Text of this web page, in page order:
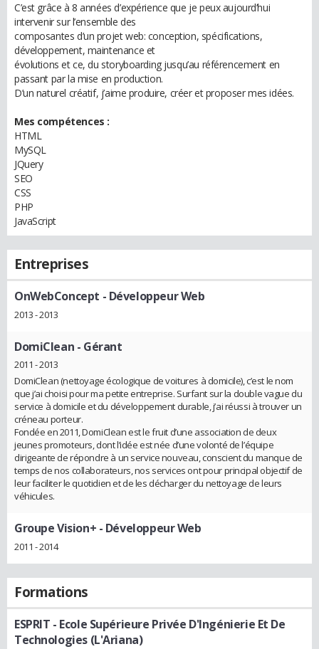
C’est grâce à 8 années d’expérience que je peux aujourd’hui
intervenir sur l’ensemble des
composantes d’un projet web: conception, spécifications,
développement, maintenance et
évolutions et ce, du storyboarding jusqu’au référencement en
passant par la mise en production.
D’un naturel créatif, j’aime produire, créer et proposer mes idées.
Mes compétences :
HTML
MySQL
JQuery
SEO
CSS
PHP
JavaScript
Entreprises
OnWebConcept - Développeur Web
2013 - 2013
DomiClean - Gérant
2011 - 2013
DomiClean (nettoyage écologique de voitures à domicile), c’est le nom
que j’ai choisi pour ma petite entreprise. Surfant sur la double vague du
service à domicile et du développement durable, j’ai réussi à trouver un
créneau porteur.
Fondée en 2011, DomiClean est le fruit d’une association de deux
jeunes promoteurs, dont l’idée est née d’une volonté de l’équipe
dirigeante de répondre à un service nouveau, conscient du manque de
temps de nos collaborateurs, nos services ont pour principal objectif de
leur faciliter le quotidien et de les décharger du nettoyage de leurs
véhicules.
Groupe Vision+ - Développeur Web
2011 - 2014
Formations
ESPRIT - Ecole Supérieure Privée D'Ingénierie Et De
Technologies (L'Ariana)